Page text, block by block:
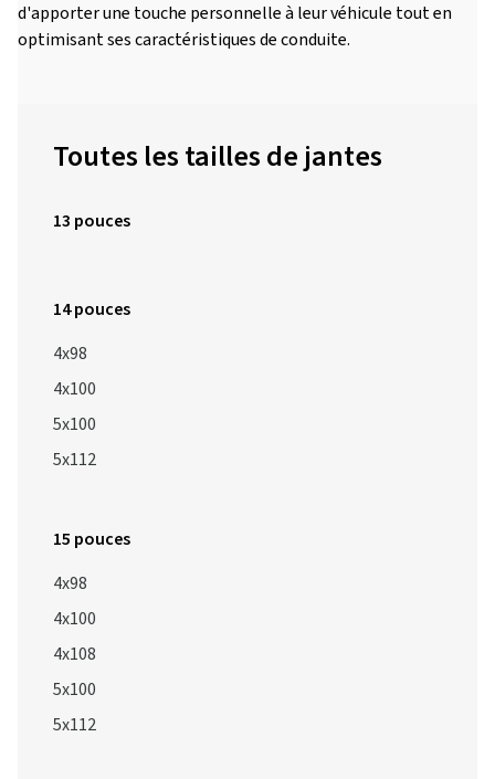
d'apporter une touche personnelle à leur véhicule tout en
optimisant ses caractéristiques de conduite.
Toutes les tailles de jantes
13 pouces
14 pouces
4x98
4x100
5x100
5x112
15 pouces
4x98
4x100
4x108
5x100
5x112